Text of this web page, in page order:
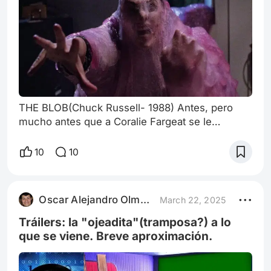
THE BLOB(Chuck Russell- 1988) Antes, pero
mucho antes que a Coralie Fargeat se le
maquillaje prácticos(por oposición al CGI), como
los “standards de belleza” en su magnífica La
Sustancia, artistas y artesanos de este oficio ya
nos deleitaban con sus aplicacion
10 10
Oscar Alejandro Olmedo March 22, 2025
Tráilers: la "ojeadita"(tramposa?) a lo
que se viene. Breve aproximación.